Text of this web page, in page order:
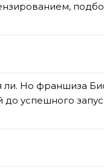
Но франшиза
успешного